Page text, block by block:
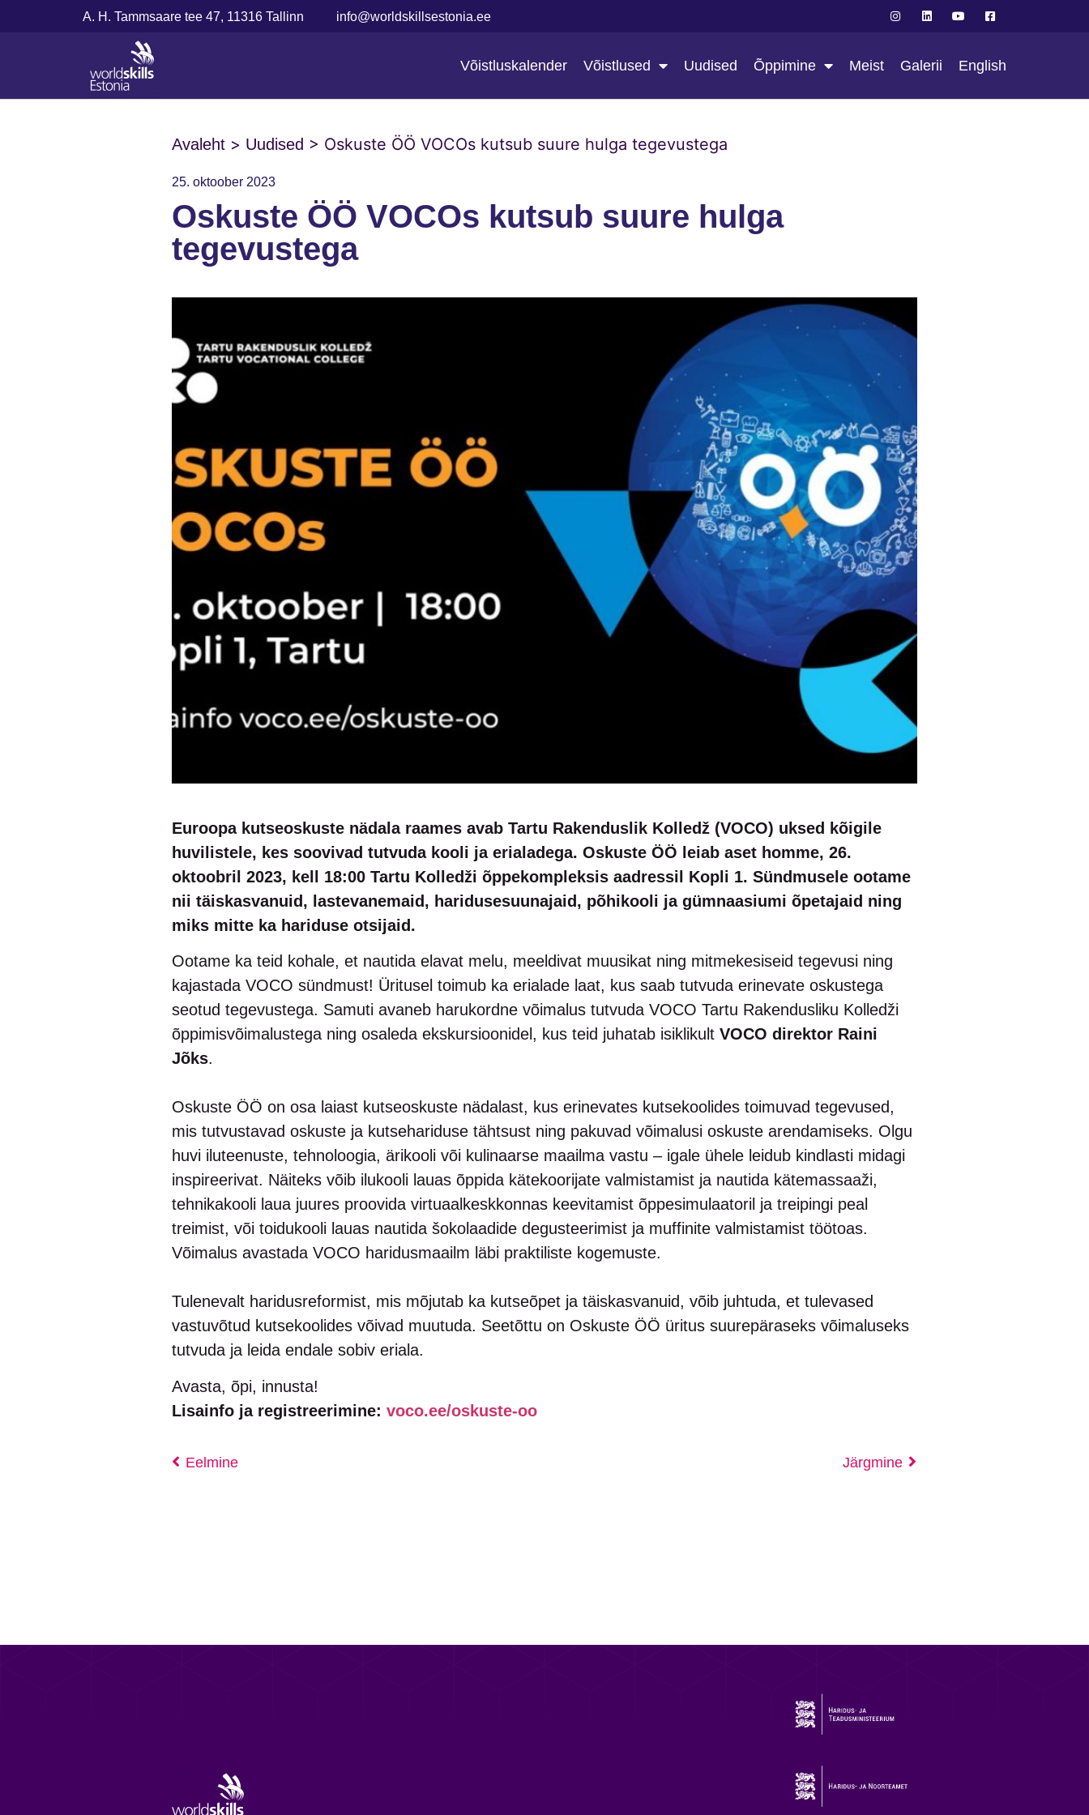
A. H. Tammsaare tee 47, 11316 Tallinn info@worldskillsestonia.ee
Võistluskalender Võistlused Uudised Õppimine Meist Galerii English
Avaleht > Uudised > Oskuste ÖÖ VOCOs kutsub suure hulga tegevustega
25. oktoober 2023
Oskuste ÖÖ VOCOs kutsub suure hulga
tegevustega
Euroopa kutseoskuste nädala raames avab Tartu Rakenduslik Kolledž (VOCO) uksed kõigile
huvilistele, kes soovivad tutvuda kooli ja erialadega. Oskuste ÖÖ leiab aset homme, 26.
oktoobril 2023, kell 18:00 Tartu Kolledži õppekompleksis aadressil Kopli 1. Sündmusele ootame
nii täiskasvanuid, lastevanemaid, haridusesuunajaid, põhikooli ja gümnaasiumi õpetajaid ning
miks mitte ka hariduse otsijaid.
Ootame ka teid kohale, et nautida elavat melu, meeldivat muusikat ning mitmekesiseid tegevusi ning
kajastada VOCO sündmust! Üritusel toimub ka erialade laat, kus saab tutvuda erinevate oskustega
seotud tegevustega. Samuti avaneb harukordne võimalus tutvuda VOCO Tartu Rakendusliku Kolledži
õppimisvõimalustega ning osaleda ekskursioonidel, kus teid juhatab isiklikult VOCO direktor Raini
Jõks.
Oskuste ÖÖ on osa laiast kutseoskuste nädalast, kus erinevates kutsekoolides toimuvad tegevused,
mis tutvustavad oskuste ja kutsehariduse tähtsust ning pakuvad võimalusi oskuste arendamiseks. Olgu
huvi iluteenuste, tehnoloogia, ärikooli või kulinaarse maailma vastu – igale ühele leidub kindlasti midagi
inspireerivat. Näiteks võib ilukooli lauas õppida kätekoorijate valmistamist ja nautida kätemassaaži,
tehnikakooli laua juures proovida virtuaalkeskkonnas keevitamist õppesimulaatoril ja treipingi peal
treimist, või toidukooli lauas nautida šokolaadide degusteerimist ja muffinite valmistamist töötoas.
Võimalus avastada VOCO haridusmaailm läbi praktiliste kogemuste.
Tulenevalt haridusreformist, mis mõjutab ka kutseõpet ja täiskasvanuid, võib juhtuda, et tulevased
vastuvõtud kutsekoolides võivad muutuda. Seetõttu on Oskuste ÖÖ üritus suurepäraseks võimaluseks
tutvuda ja leida endale sobiv eriala.
Avasta, õpi, innusta!
Lisainfo ja registreerimine: voco.ee/oskuste-oo
Eelmine Järgmine